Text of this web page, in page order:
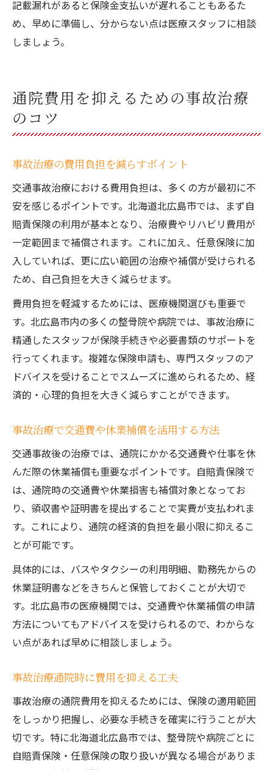
記載漏れがあると保険金支払いが遅れることもあるた
め、早めに準備し、分からない点は医療スタッフに相談
しましょう。
通院費用を抑えるための事故治療
のコツ
事故治療の費用負担を減らすポイント
交通事故治療における費用負担は、多くの方が最初に不
安を感じるポイントです。北海道北広島市では、まず自
賠責保険の利用が基本となり、治療費やリハビリ費用が
一定範囲まで補償されます。これに加え、任意保険に加
入していれば、更に広い範囲の治療や補償が受けられる
ため、自己負担を大きく減らせます。
費用負担を軽減するためには、医療機関選びも重要で
す。北広島市内の多くの整骨院や病院では、事故治療に
精通したスタッフが保険手続きや必要書類のサポートを
行ってくれます。複雑な保険申請も、専門スタッフのア
ドバイスを受けることでスムーズに進められるため、経
済的・心理的負担を大きく減らすことができます。
事故治療で交通費や休業補償を活用する方法
交通事故後の治療では、通院にかかる交通費や仕事を休
んだ際の休業補償も重要なポイントです。自賠責保険で
は、通院時の交通費や休業損害も補償対象となってお
り、領収書や証明書を提出することで実費が支払われま
す。これにより、通院の経済的負担を最小限に抑えるこ
とが可能です。
具体的には、バスやタクシーの利用明細、勤務先からの
休業証明書などをきちんと保管しておくことが大切で
す。北広島市の医療機関では、交通費や休業補償の申請
方法についてもアドバイスを受けられるので、わからな
い点があれば早めに相談しましょう。
事故治療通院時に費用を抑える工夫
事故治療の通院費用を抑えるためには、保険の適用範囲
をしっかり把握し、必要な手続きを確実に行うことが大
切です。特に北海道北広島市では、整骨院や病院ごとに
自賠責保険・任意保険の取り扱いが異なる場合がありま